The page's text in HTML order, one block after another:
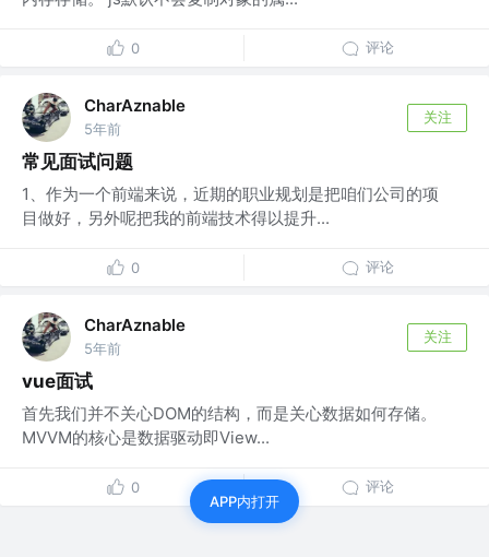
0 评论
CharAznable
5年前
关注
常见面试问题
1、作为一个前端来说，近期的职业规划是把咱们公司的项
目做好，另外呢把我的前端技术得以提升...
0 评论
CharAznable
5年前
关注
vue面试
首先我们并不关心DOM的结构，而是关心数据如何存储。
MVVM的核心是数据驱动即View...
0
评论
APP内打开